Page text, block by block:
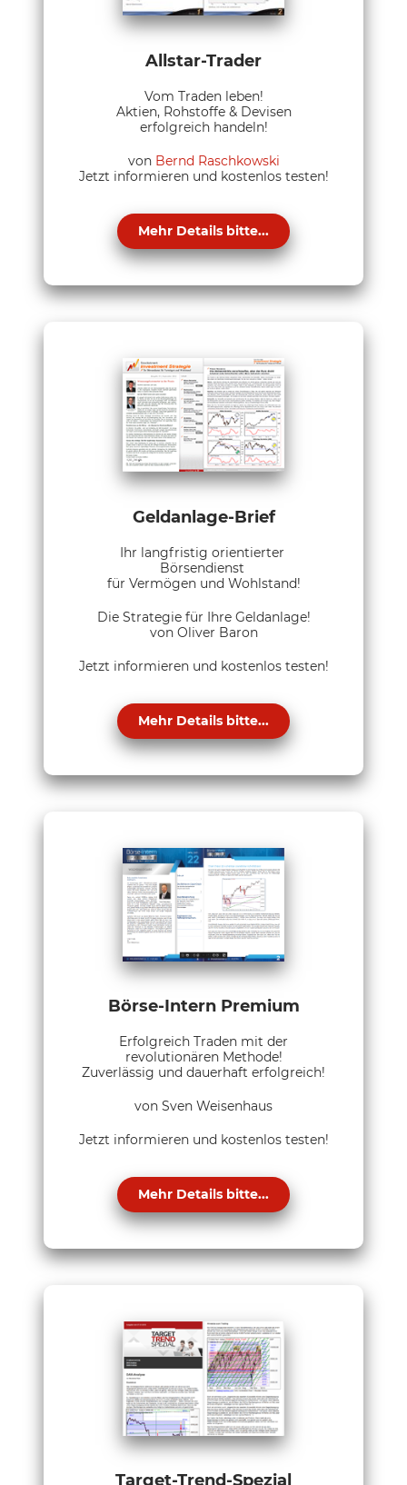
Allstar-Trader
Vom Traden leben!
Aktien, Rohstoffe & Devisen
erfolgreich handeln!
von Bernd Raschkowski
Jetzt informieren und kostenlos testen!
Mehr Details bitte...
Geldanlage-Brief
Ihr langfristig orientierter
Börsendienst
für Vermögen und Wohlstand!
Die Strategie für Ihre Geldanlage!
von Oliver Baron
Jetzt informieren und kostenlos testen!
Mehr Details bitte...
Börse-Intern Premium
Erfolgreich Traden mit der
revolutionären Methode!
Zuverlässig und dauerhaft erfolgreich!
von Sven Weisenhaus
Jetzt informieren und kostenlos testen!
Mehr Details bitte...
Target-Trend-Spezial